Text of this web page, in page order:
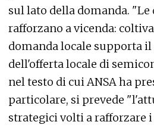
sul lato della domanda.
rafforzano a vicenda:
domanda locale supporta
dell'offerta locale di
nel testo di cui ANSA ha
particolare, si prevede
strategici volti a rafforzare